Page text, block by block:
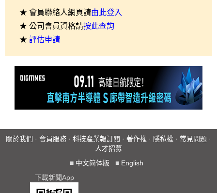
★ 會員聯絡人網頁請由此登入
★ 公司會員資格請按此查詢
★ 評估申請
關於我們 · 會員服務 · 科技產業報訂閱 · 著作權 · 隱私權 · 常見問題 ·
人才招募
■ 中文简体版 ■ English
下載新聞App